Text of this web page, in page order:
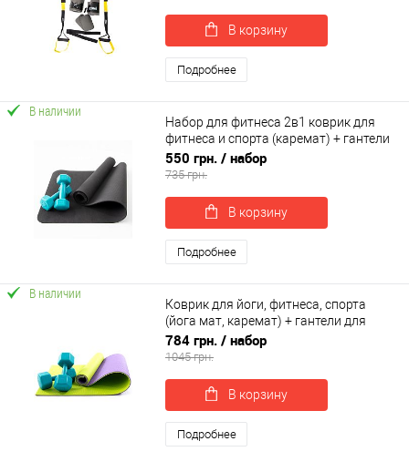
В корзину
Подробнее
В наличии
Набор для фитнеса 2в1 коврик для
фитнеса и спорта (каремат) + гантели
2шт по 1 кг OSPORT Set 2 (n-0033)
550 грн. / набор
735 грн.
В корзину
Подробнее
В наличии
Коврик для йоги, фитнеса, спорта
(йога мат, каремат) + гантели для
фитнеса 2шт по 4кг OSPORT Set 79 (n-
0109)
784 грн. / набор
1045 грн.
В корзину
Подробнее